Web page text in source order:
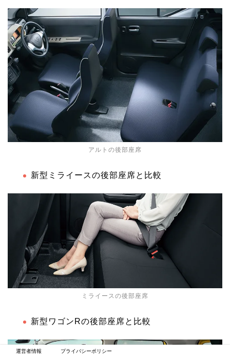
アルトの後部座席
新型ミライースの後部座席と比較
ミライースの後部座席
新型ワゴンRの後部座席と比較
運営者情報 プライバシーポリシー